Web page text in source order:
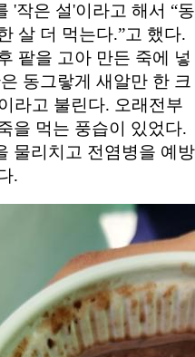
'작은 설'이라고 해서 “동
살 더 먹는다.”고 했다.
팥을 고아 만든 죽에 넣
동그랗게 새알만 한 크
라고 불린다. 오래전부
을 먹는 풍습이 있었다.
물리치고 전염병을 예방
.